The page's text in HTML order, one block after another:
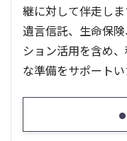
継に対して伴走しま
遺言信託、生命保
ション活用を含め
な準備をサポートい